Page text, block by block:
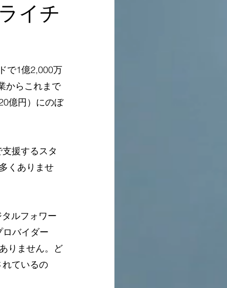
イチ
で1億2,000万
からこれまで
億円）にのぼ
援するスタ
くありませ
ルフォワー
バイダー
りません。ど
ているの